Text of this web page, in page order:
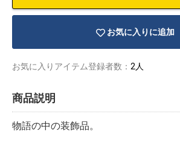
お気に入りに追加
お気に入りアイテム登録者数： 2人
商品説明
物語の中の装飾品。